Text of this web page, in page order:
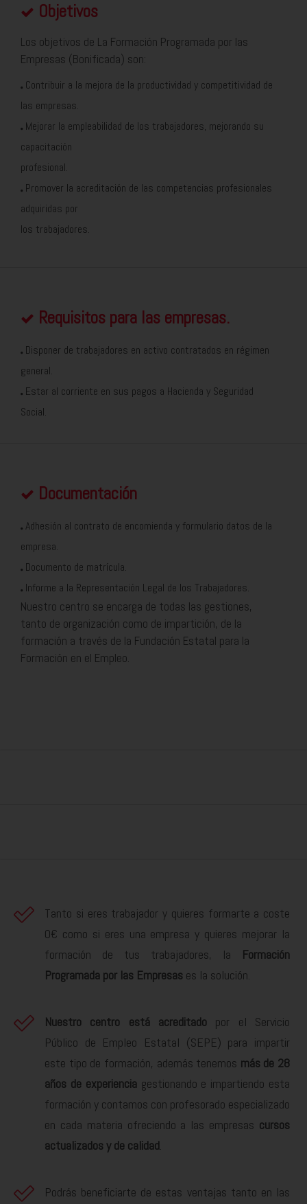
Objetivos
Los objetivos de La Formación Programada por las
Empresas (Bonificada) son:
Contribuir a la mejora de la productividad y competitividad de
las empresas.
Mejorar la empleabilidad de los trabajadores, mejorando su
capacitación
profesional.
Promover la acreditación de las competencias profesionales
adquiridas por
los trabajadores.
Requisitos para las empresas.
Disponer de trabajadores en activo contratados en régimen
general.
Estar al corriente en sus pagos a Hacienda y Seguridad
Social.
Documentación
Adhesión al contrato de encomienda y formulario datos de la
empresa.
Documento de matrícula.
Informe a la Representación Legal de los Trabajadores.
Nuestro centro se encarga de todas las gestiones,
tanto de organización como de impartición, de la
formación a través de la Fundación Estatal para la
Formación en el Empleo.
Tanto si eres trabajador y quieres formarte a coste
0€ como si eres una empresa y quieres mejorar la
formación de tus trabajadores, la Formación
Programada por las Empresas es la solución.
Nuestro centro está acreditado por el Servicio
Público de Empleo Estatal (SEPE) para impartir
este tipo de formación, además tenemos más de 28
años de experienciagestionando e impartiendo esta
formación y contamos con profesorado especializado
en cada materia ofreciendo a las empresas cursos
actualizados y de calidad.
Podrás beneficiarte de estas ventajas tanto en las